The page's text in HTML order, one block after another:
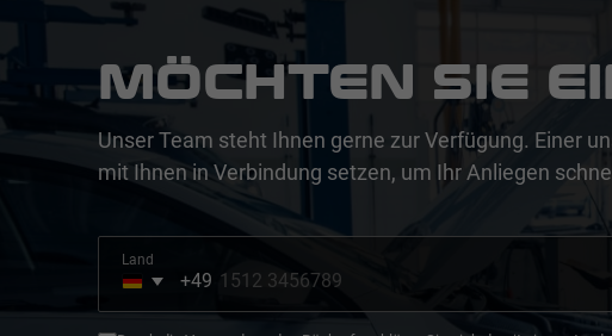
MÖCHTEN SIE
Unser Team steht Ihnen gerne zur Verfügung. Einer
mit Ihnen in Verbindung setzen, um Ihr Anliegen
Land
Germany
+49
+49